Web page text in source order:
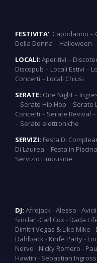
FESTIVITA’: Capodanno –
Della Donna – Halloween –
LOCALI: Aperitivi –
Discopub – Locali Estivi –
Concerti – Locali Chiusi
SERATE: One Night–
– Serate Hip Hop – Serate
Concerti – Serate Revival –
– Serate elettroniche
SERVIZI: Festa Di
Di Laurea – Festa in Piscina
Servizio Limousine
DJ: Afrojack -Alesso -Avicii
Sinclar-Carl Cox - Dada
Dimitri Vegas & Like Mike -
Dahlback - Knife Party-
Nervo - Nicky Romero -
Hawtin - Sebastian